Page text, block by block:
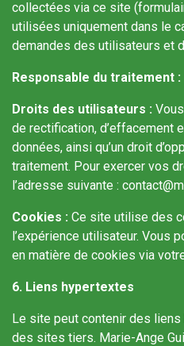
collectées via ce site
utilisées uniquement dans le
demandes des utilisateurs et
Responsable du traitement :
Droits des utilisateurs :
de rectification, d’effacement
données, ainsi qu’un droit
traitement. Pour exercer vos
l’adresse suivante :
Cookies : Ce site utilise des
l’expérience utilisateur. Vous
en matière de cookies via
6. Liens hypertextes
Le site peut contenir des
des sites tiers. Marie-Ange